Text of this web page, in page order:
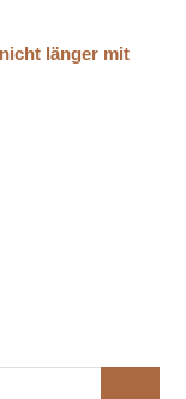
länger mit